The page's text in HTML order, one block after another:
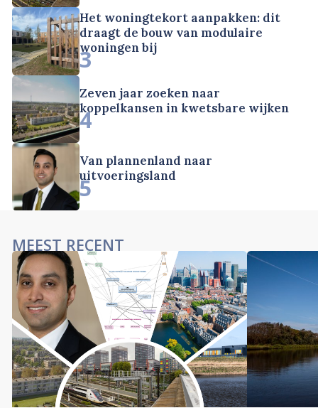
Het woningtekort aanpakken: dit
draagt de bouw van modulaire
woningen bij
3
Zeven jaar zoeken naar
koppelkansen in kwetsbare wijken
4
Van plannenland naar
uitvoeringsland
5
MEEST RECENT